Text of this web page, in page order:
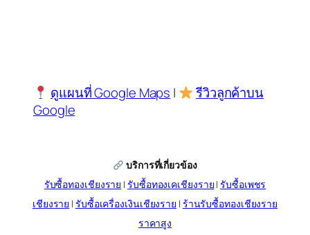
ดูแผนที่ Google Maps |
รีวิวลูกค้าบน
Google
บริการที่เกี่ยวข้อง
รับซื้อทองเชียงราย | รับซื้อทองเคเชียงราย |รับซื้อเพชร
เชียงราย | รับซื้อเครื่องเงินเชียงราย | ร้านรับซื้อทองเชียงราย
ราคาสูง